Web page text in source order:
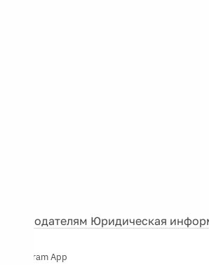
Рекламодателям Юридическая
Telegram App